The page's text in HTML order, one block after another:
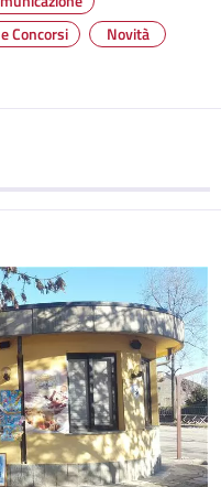
Concorsi Novità